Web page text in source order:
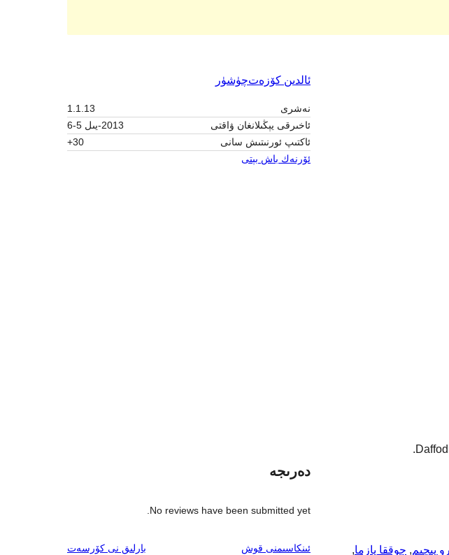
ئالدىن كۆزەتچۈشۈر
نەشرى
1.1.13
ئاخىرقى يېڭىلانغان ۋاقتى
2013-يىل 5-6
ئاكتىپ ئورنىتىش سانى
30+
ئۆرنەك باش بېتى
پىچىم, چوققا يازما,
دەرىجە
No reviews have been submitted yet.
ئىنكاسىمنى قوش بارلىق ئىنكاس
نى كۆرسەت